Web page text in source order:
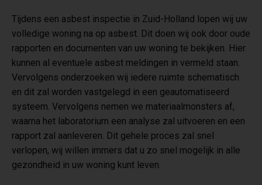
Tijdens een asbest inspectie in Zuid-Holland lopen wij uw
volledige woning na op asbest. Dit doen wij ook door oude
rapporten en documenten van uw woning te bekijken. Hier
kunnen al eventuele asbest meldingen in vermeld staan.
Vervolgens onderzoeken wij iedere ruimte schematisch
en dit zal worden vastgelegd in een geautomatiseerd
systeem. Vervolgens nemen we materiaalmonsters af,
waarna het laboratorium een analyse zal uitvoeren en een
rapport zal aanleveren. Dit gehele proces zal snel
verlopen, wij willen immers dat u zo snel mogelijk in alle
gezondheid in uw woning kunt leven.